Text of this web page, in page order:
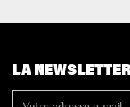
LA